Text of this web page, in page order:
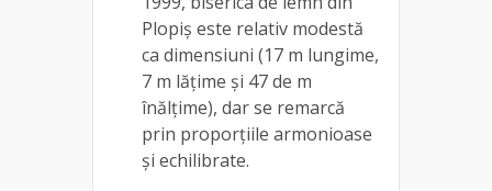
Plopiș este relativ modestă
ca dimensiuni (17 m lungime,
7 m lățime și 47 de m
înălțime), dar se remarcă
prin proporțiile armonioase
și echilibrate.